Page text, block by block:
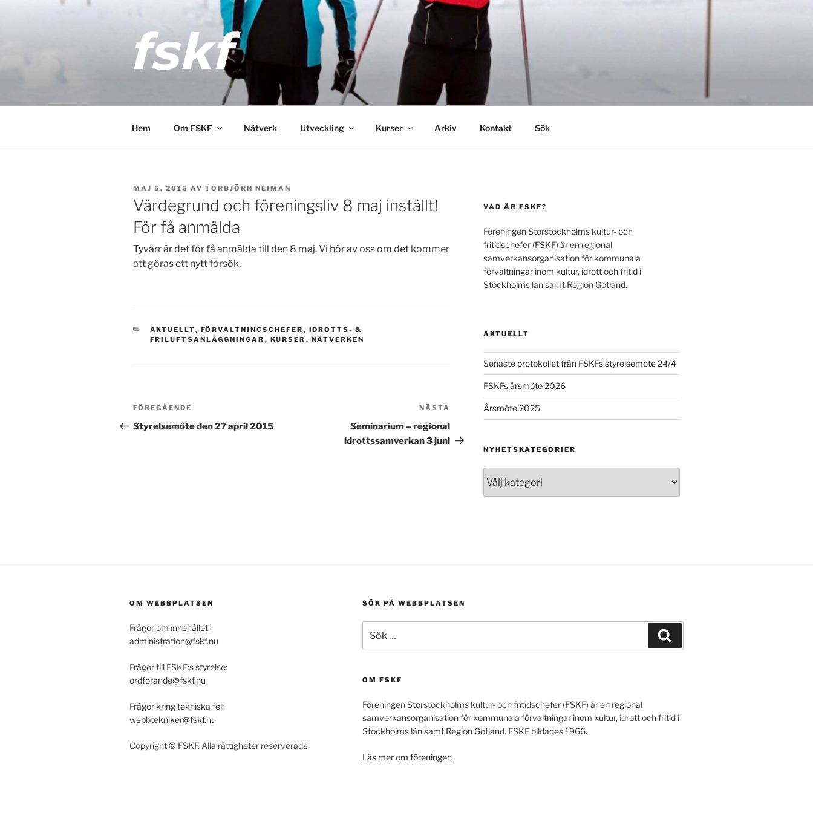
Föreningen Storstockholms kultur- och fritidschefer
Hem Om FSKF Nätverk Utveckling Kurser Arkiv Kontakt Sök
PUBLICERAT
MAJ 5, 2015 AV TORBJÖRN NEIMAN
Värdegrund och föreningsliv 8 maj inställt!
För få anmälda
Tyvärr är det för få anmälda till den 8 maj. Vi hör av oss om det kommer
att göras ett nytt försök.
KATEGORIER
AKTUELLT, FÖRVALTNINGSCHEFER , IDROTTS- &
FRILUFTSANLÄGGNINGAR , KURSER , NÄTVERKEN
Inläggsnavigering
Föregående
inlägg
FÖREGÅENDE
Styrelsemöte den 27 april 2015
inlägg
NÄSTA
Seminarium – regional
idrottssamverkan 3 juni
VAD ÄR FSKF?
Föreningen Storstockholms kultur- och
fritidschefer (FSKF) är en regional
samverkansorganisation för kommunala
förvaltningar inom kultur, idrott och fritid i
Stockholms län samt Region Gotland.
AKTUELLT
Senaste protokollet från FSKFs styrelsemöte 24/4
FSKFs årsmöte 2026
Årsmöte 2025
NYHETSKATEGORIER
OM WEBBPLATSEN
Frågor om innehållet:
administration@fskf.nu
Frågor till FSKF:s styrelse:
ordforande@fskf.nu
Frågor kring tekniska fel:
webbtekniker@fskf.nu
Copyright © FSKF. Alla rättigheter reserverade.
SÖK PÅ WEBBPLATSEN
efter:
OM FSKF
Föreningen Storstockholms kultur- och fritidschefer (FSKF) är en regional
samverkansorganisation för kommunala förvaltningar inom kultur, idrott och fritid i
Stockholms län samt Region Gotland. FSKF bildades 1966.
Läs mer om föreningen